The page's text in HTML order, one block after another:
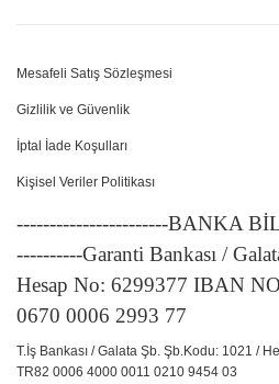
Mesafeli Satış Sözleşmesi
Gizlilik ve Güvenlik
İptal İade Koşulları
Kişisel Veriler Politikası
-----------------------BANKA
----------Garanti Bankası /
Hesap No: 6299377 IBAN
0670 0006 2993 77
T.İş Bankası / Galata Şb. Şb.Kodu: 1021 /
TR82 0006 4000 0011 0210 9454 03